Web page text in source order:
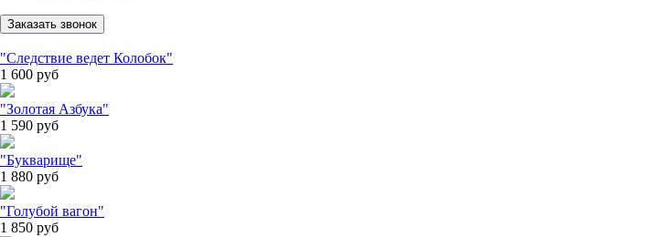
Заказать звонок
"Следствие ведет Колобок"
1 600 руб
"Золотая Азбука"
1 590 руб
"Букварище"
1 880 руб
"Голубой вагон"
1 850 руб